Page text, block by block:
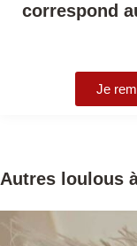
correspond
Je
Autres loulous